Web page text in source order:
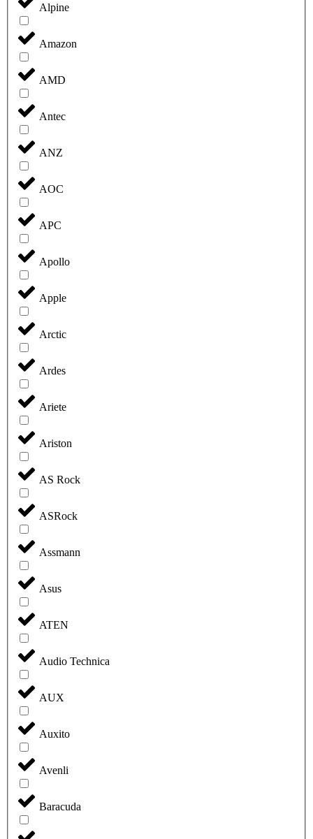
Alpine
Amazon
AMD
Antec
ANZ
AOC
APC
Apollo
Apple
Arctic
Ardes
Ariete
Ariston
AS Rock
ASRock
Assmann
Asus
ATEN
Audio Technica
AUX
Auxito
Avenli
Baracuda